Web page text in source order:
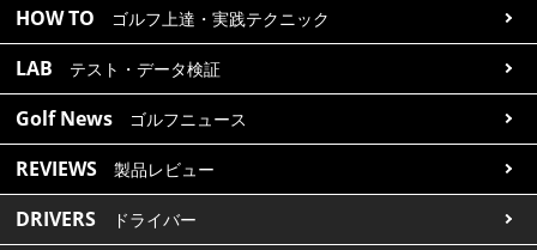
HOW TO ゴルフ上達・実践テクニック
LAB テスト・データ検証
Golf News ゴルフニュース
REVIEWS 製品レビュー
DRIVERS ドライバー